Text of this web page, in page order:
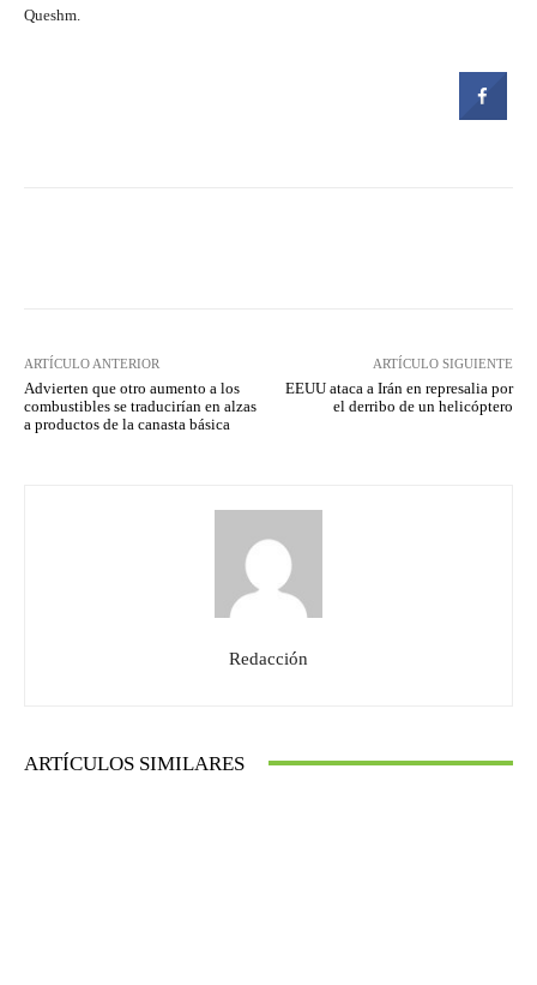
Queshm.
ARTÍCULO ANTERIOR
Advierten que otro aumento a los
combustibles se traducirían en alzas
a productos de la canasta básica
ARTÍCULO SIGUIENTE
EEUU ataca a Irán en represalia por
el derribo de un helicóptero
Redacción
ARTÍCULOS SIMILARES